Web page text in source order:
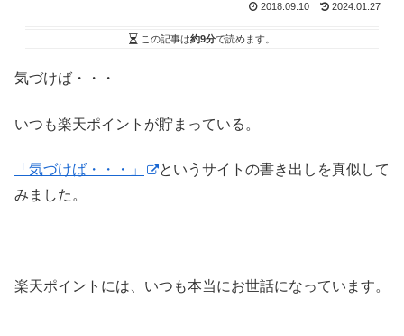
2018.09.10 2024.01.27
この記事は約9分で読めます。
気づけば・・・
いつも楽天ポイントが貯まっている。
「気づけば・・・」
というサイトの書き出しを真似して
みました。
楽天ポイントには、いつも本当にお世話になっています。